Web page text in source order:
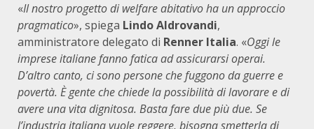
«Il nostro progetto di welfare abitativo ha un approccio
pragmatico», spiega Lindo Aldrovandi,
amministratore delegato di Renner Italia. «Oggi le
imprese italiane fanno fatica ad assicurarsi operai.
D’altro canto, ci sono persone che fuggono da guerre e
povertà. È gente che chiede la possibilità di lavorare e di
avere una vita dignitosa. Basta fare due più due. Se
l’industria italiana vuole reggere, bisogna smetterla di